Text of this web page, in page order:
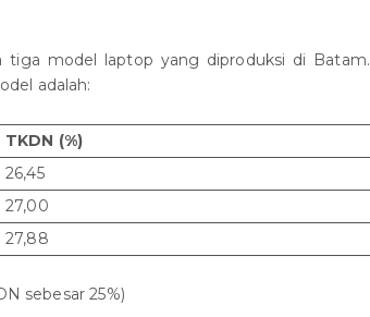
model laptop yang diproduksi di Batam.
adalah:
TKDN (%)
26,45
27,00
27,88
sebesar 25%)